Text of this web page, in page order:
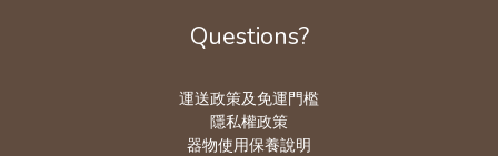
Questions?
運送政策及免運門檻
隱私權政策
器物使用保養說明